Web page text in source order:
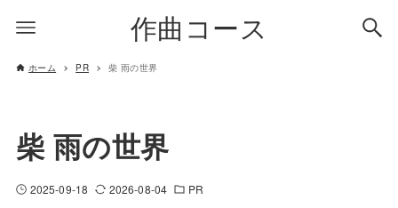
作曲コース
ホーム PR 柴 雨の世界
柴 雨の世界
2025-09-18 2026-08-04 PR